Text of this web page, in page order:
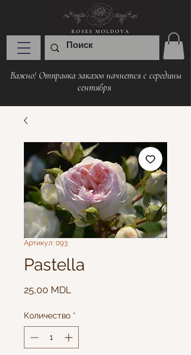
Важно! Отправка заказов начнется с середины
сентября
Артикул: 093
Pastella
25,00 MDL
Количество *